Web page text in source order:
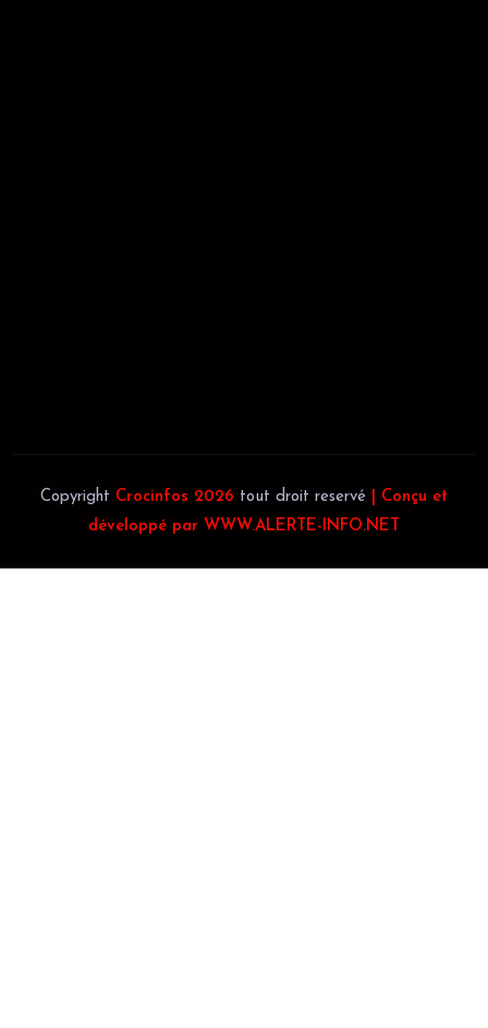
Copyright Crocinfos 2026 tout droit reservé
| Conçu et
développé par WWW.ALERTE-INFO.NET